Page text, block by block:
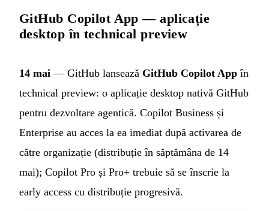
GitHub Copilot App — aplicație
desktop în technical preview
14 mai — GitHub lansează GitHub Copilot App în
technical preview: o aplicație desktop nativă GitHub
pentru dezvoltare agentică. Copilot Business și
Enterprise au acces la ea imediat după activarea de
către organizație (distribuție în săptămâna de 14
mai); Copilot Pro și Pro+ trebuie să se înscrie la
early access cu distribuție progresivă.